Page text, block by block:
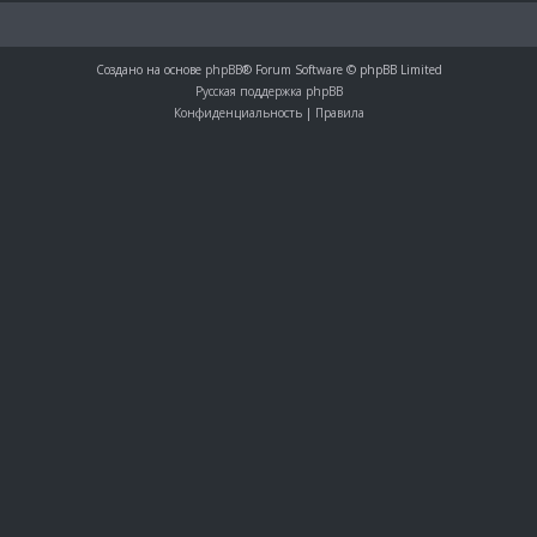
Создано на основе phpBB® Forum Software © phpBB Limited
Русская поддержка phpBB
Конфиденциальность| Правила